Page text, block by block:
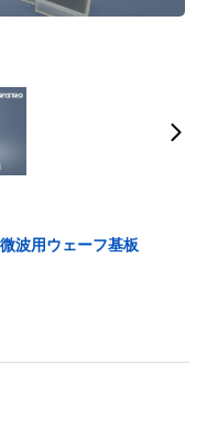
波用ウェーフ基板